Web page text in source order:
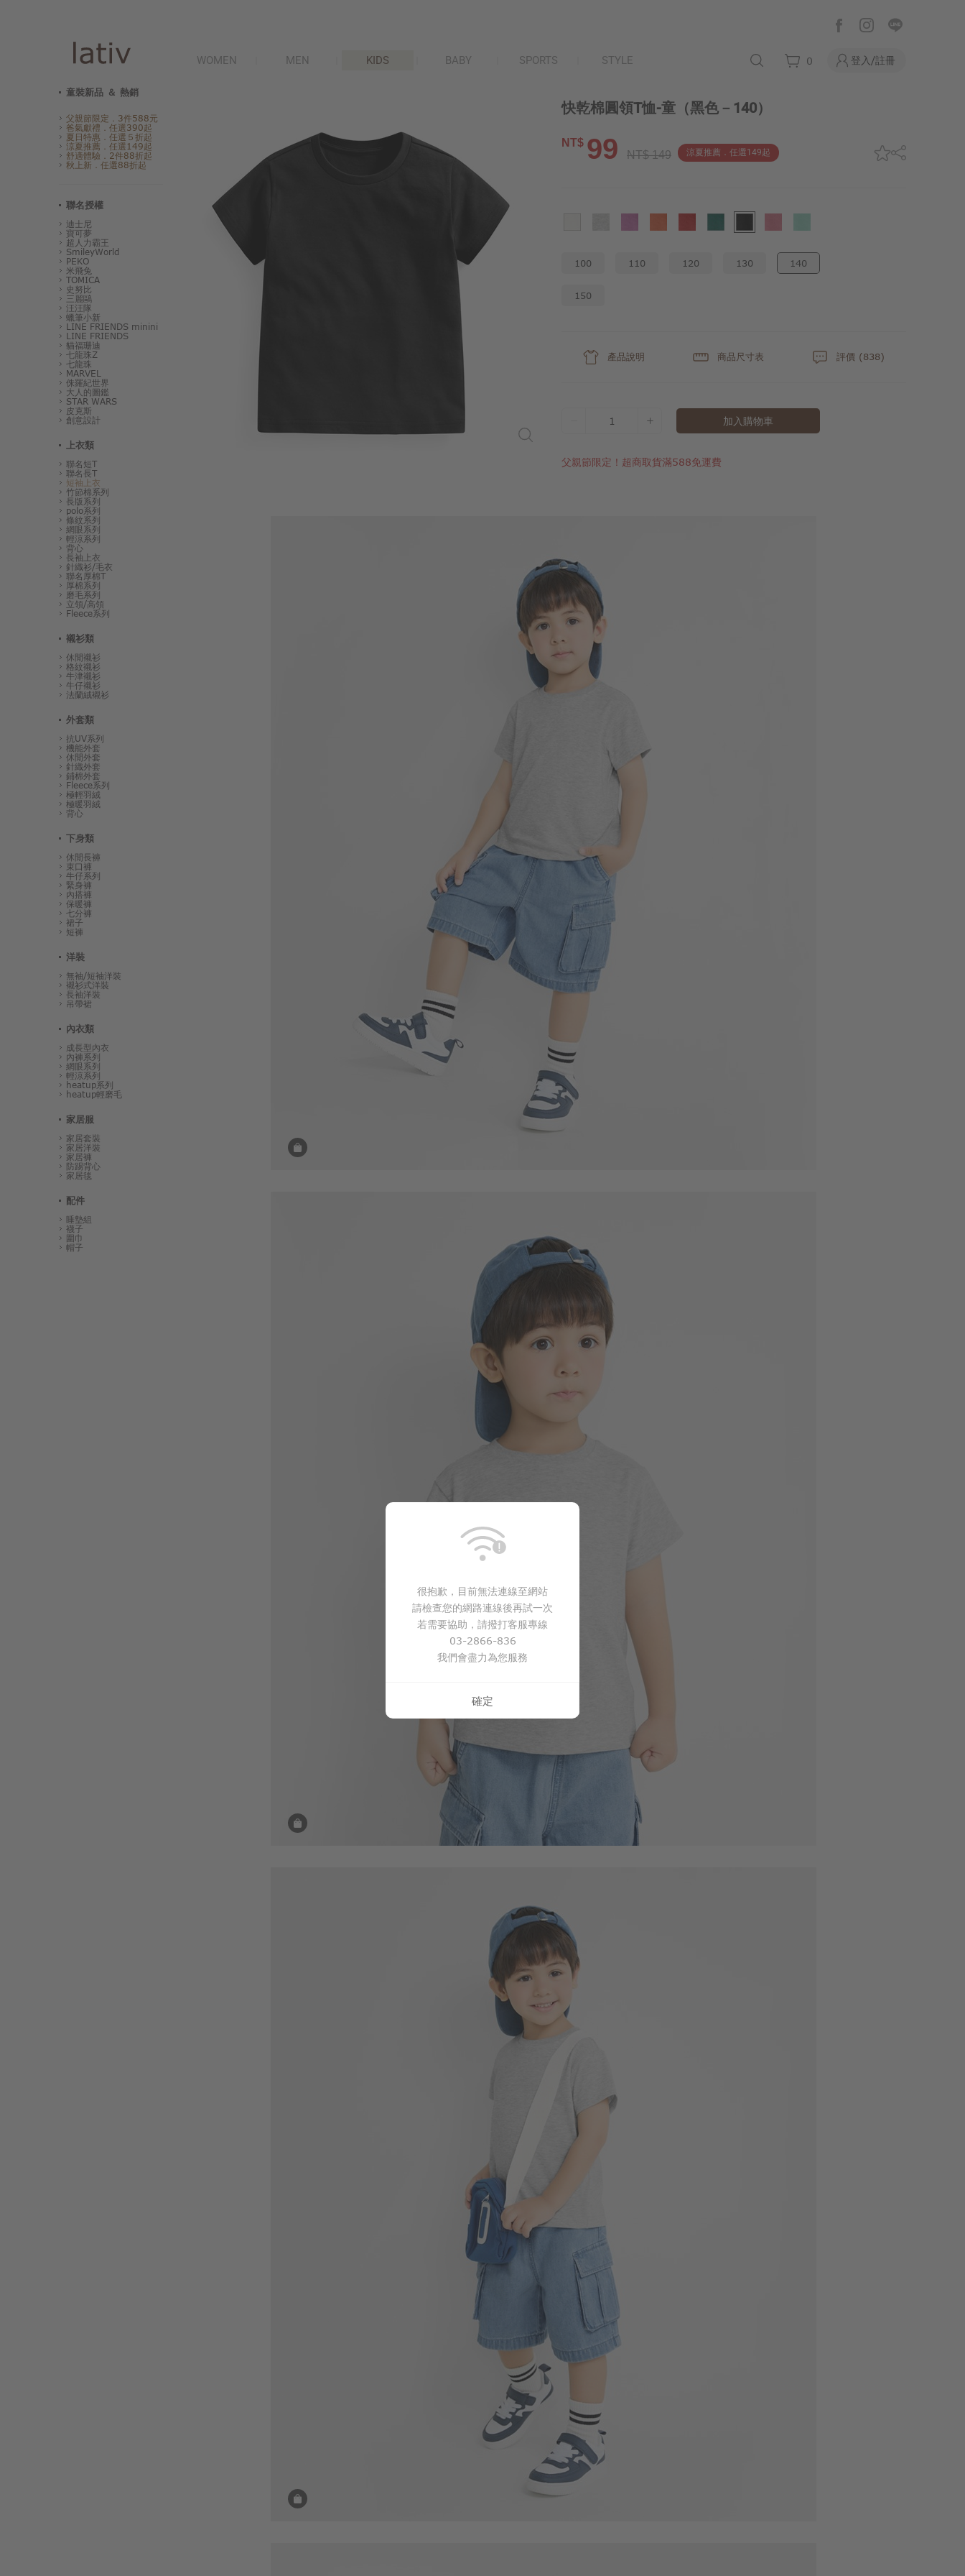
WOMEN MEN KIDS BABY SPORTS STYLE 0 登入/註冊
童裝新品 ＆ 熱銷
父親節限定．3件588元
爸氣獻禮．任選390起
夏日特惠．任選５折起
涼夏推薦．任選149起
舒適體驗．2件88折起
秋上新．任選88折起
聯名授權
迪士尼
寶可夢
超人力霸王
SmileyWorld
PEKO
米飛兔
TOMICA
史努比
三麗鷗
汪汪隊
蠟筆小新
LINE FRIENDS minini
LINE FRIENDS
貓福珊迪
七龍珠Z
七龍珠
MARVEL
侏羅紀世界
大人的圖鑑
STAR WARS
皮克斯
創意設計
上衣類
聯名短T
聯名長T
短袖上衣
竹節棉系列
長版系列
polo系列
條紋系列
網眼系列
輕涼系列
背心
長袖上衣
針織衫/毛衣
聯名厚棉T
厚棉系列
磨毛系列
立領/高領
Fleece系列
襯衫類
休閒襯衫
格紋襯衫
牛津襯衫
牛仔襯衫
法蘭絨襯衫
外套類
抗UV系列
機能外套
休閒外套
針織外套
鋪棉外套
Fleece系列
極輕羽絨
極暖羽絨
背心
下身類
休閒長褲
束口褲
牛仔系列
緊身褲
內搭褲
保暖褲
七分褲
裙子
短褲
洋裝
無袖/短袖洋裝
襯衫式洋裝
長袖洋裝
吊帶裙
內衣類
成長型內衣
內褲系列
網眼系列
輕涼系列
heatup系列
heatup輕磨毛
家居服
家居套裝
家居洋裝
家居褲
防踢背心
家居毯
配件
睡墊組
襪子
圍巾
帽子
快乾棉圓領T恤-童 （黑色－140）
NT$ 99 NT$ 149 涼夏推薦．任選149起
100 110 120 130 140
150
產品說明 商品尺寸表 評價 (838)
1 加入購物車
父親節限定！超商取貨滿588免運費
$ 59
$350
$
$ 59
350 $ 399
很抱歉，目前無法連線至網站
請檢查您的網路連線後再試一次
若需要協助，請撥打客服專線
03-2866-836
我們會盡力為您服務
確定